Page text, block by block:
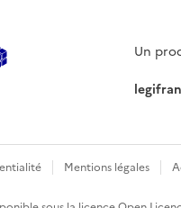
Un
Mentions légales